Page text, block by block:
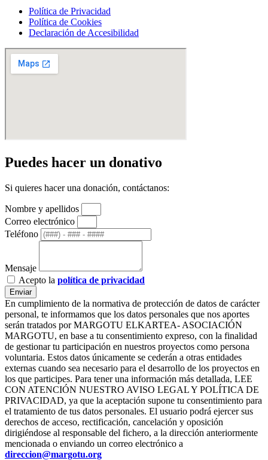
Política de Privacidad
Política de Cookies
Declaración de Accesibilidad
Puedes hacer un donativo
Si quieres hacer una donación, contáctanos:
Nombre y apellidos
Correo electrónico
Teléfono
Mensaje
Acepto la política de privacidad
Enviar
En cumplimiento de la normativa de protección de datos de carácter
personal, te informamos que los datos personales que nos aportes
serán tratados por MARGOTU ELKARTEA- ASOCIACIÓN
MARGOTU, en base a tu consentimiento expreso, con la finalidad
de gestionar tu participación en nuestros proyectos como persona
voluntaria. Estos datos únicamente se cederán a otras entidades
externas cuando sea necesario para el desarrollo de los proyectos en
los que participes. Para tener una información más detallada, LEE
CON ATENCIÓN NUESTRO AVISO LEGAL Y POLÍTICA DE
PRIVACIDAD, ya que la aceptación supone tu consentimiento para
el tratamiento de tus datos personales. El usuario podrá ejercer sus
derechos de acceso, rectificación, cancelación y oposición
dirigiéndose al responsable del fichero, a la dirección anteriormente
mencionada o enviando un correo electrónico a
direccion@margotu.org